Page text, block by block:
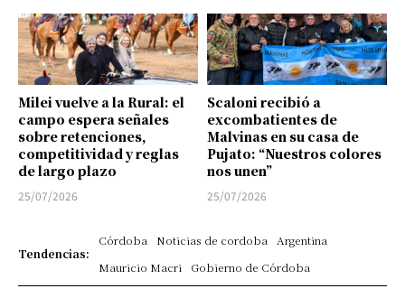
Milei vuelve a la Rural: el
campo espera señales
sobre retenciones,
competitividad y reglas
de largo plazo
25/07/2026
Scaloni recibió a
excombatientes de
Malvinas en su casa de
Pujato: “Nuestros colores
nos unen”
25/07/2026
Tendencias:
Córdoba Noticias de cordoba
Argentina
Mauricio Macri
Gobierno de Córdoba